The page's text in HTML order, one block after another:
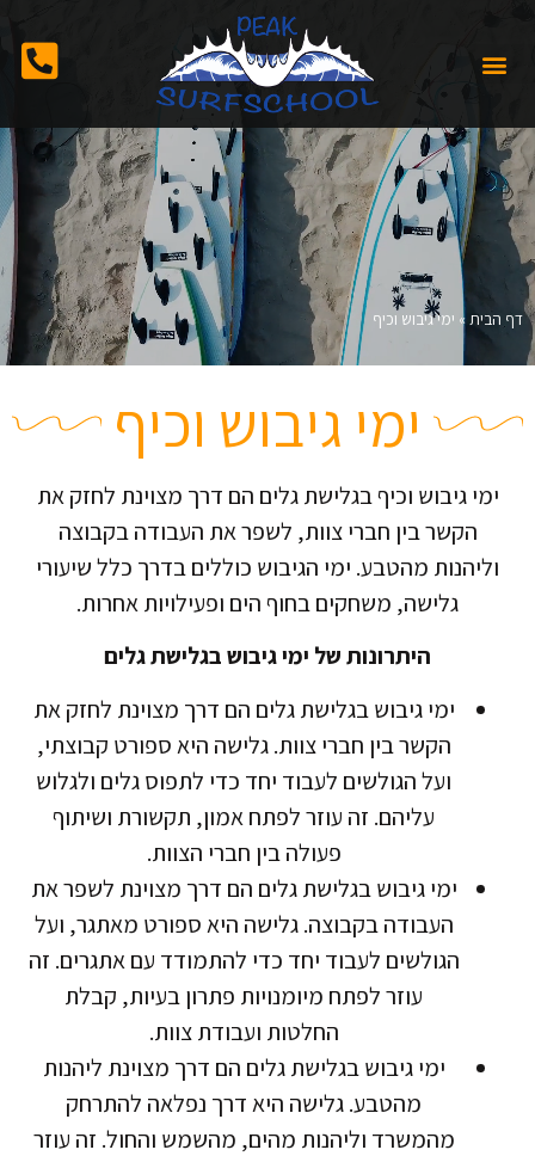
דף הבית» ימי גיבוש וכיף
ימי גיבוש וכיף
ימי גיבוש וכיף בגלישת גלים הם דרך מצוינת לחזק את
הקשר בין חברי צוות, לשפר את העבודה בקבוצה
וליהנות מהטבע. ימי הגיבוש כוללים בדרך כלל שיעורי
גלישה, משחקים בחוף הים ופעילויות אחרות.
היתרונות של ימי גיבוש בגלישת גלים
ימי גיבוש בגלישת גלים הם דרך מצוינת לחזק את
הקשר בין חברי צוות. גלישה היא ספורט קבוצתי,
ועל הגולשים לעבוד יחד כדי לתפוס גלים ולגלוש
עליהם. זה עוזר לפתח אמון, תקשורת ושיתוף
פעולה בין חברי הצוות.
ימי גיבוש בגלישת גלים הם דרך מצוינת לשפר את
העבודה בקבוצה. גלישה היא ספורט מאתגר, ועל
הגולשים לעבוד יחד כדי להתמודד עם אתגרים. זה
עוזר לפתח מיומנויות פתרון בעיות, קבלת
החלטות ועבודת צוות.
ימי גיבוש בגלישת גלים הם דרך מצוינת ליהנות
מהטבע. גלישה היא דרך נפלאה להתרחק
מהמשרד וליהנות מהים, מהשמש והחול. זה עוזר